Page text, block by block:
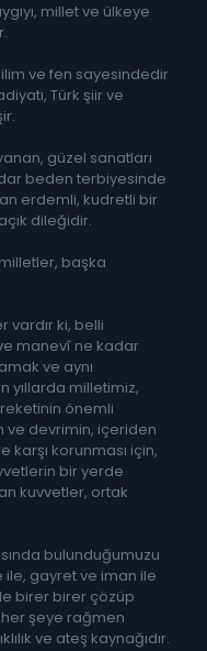
millet ve ülkeye
ve fen sayesindedir
Türk şiir ve
güzel sanatları
beden terbiyesinde
erdemli, kudretli bir
dileğidir.
başka
vardır ki, belli
manevî ne kadar
ve aynı
yıllarda milletimiz,
önemli
ve devrimin, içeriden
karşı korunması için,
bir yerde
kuvvetler, ortak
bulunduğumuzu
ile, gayret ve iman ile
birer birer çözüp
her şeye rağmen
ve ateş kaynağıdır.